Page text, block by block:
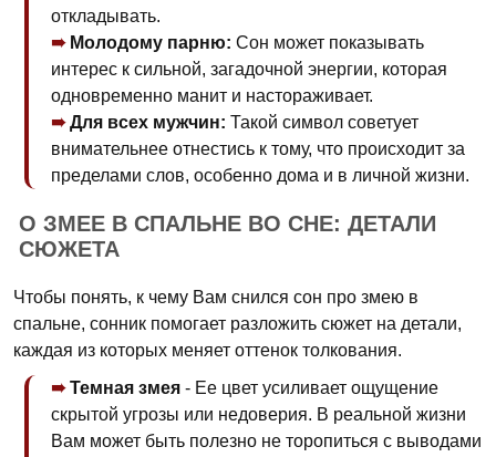
откладывать.
Молодому парню: Сон может показывать
интерес к сильной, загадочной энергии, которая
одновременно манит и настораживает.
Для всех мужчин: Такой символ советует
внимательнее отнестись к тому, что происходит за
пределами слов, особенно дома и в личной жизни.
О ЗМЕЕ В СПАЛЬНЕ ВО СНЕ: ДЕТАЛИ
СЮЖЕТА
Чтобы понять, к чему Вам снился сон про змею в
спальне, сонник помогает разложить сюжет на детали,
каждая из которых меняет оттенок толкования.
Темная змея - Ее цвет усиливает ощущение
скрытой угрозы или недоверия. В реальной жизни
Вам может быть полезно не торопиться с выводами